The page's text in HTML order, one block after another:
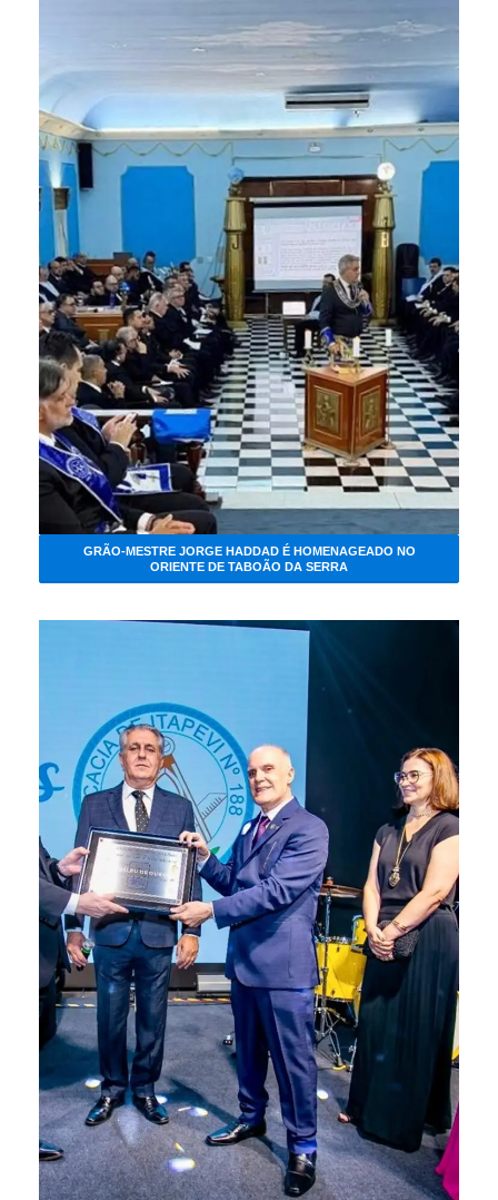
GRÃO-MESTRE JORGE HADDAD É HOMENAGEADO NO
ORIENTE DE TABOÃO DA SERRA